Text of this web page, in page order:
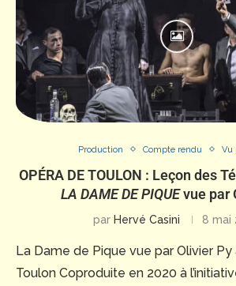
Production Compte rendu Vu
OPÉRA DE TOULON : Leçon des
LA DAME DE PIQUEvue par
par Hervé Casini 8 mai
La Dame de Pique vue par Olivier Py
Toulon Coproduite en 2020 à